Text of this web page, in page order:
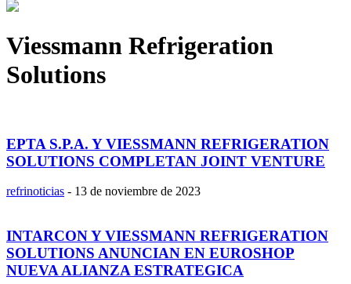
Viessmann Refrigeration
Solutions
EPTA S.P.A. Y VIESSMANN REFRIGERATION
SOLUTIONS COMPLETAN JOINT VENTURE
refrinoticias - 13 de noviembre de 2023
INTARCON Y VIESSMANN REFRIGERATION
SOLUTIONS ANUNCIAN EN EUROSHOP
NUEVA ALIANZA ESTRATEGICA